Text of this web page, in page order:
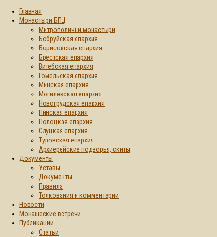
Главная
Монастыри БПЦ
Митрополичьи монастыри
Бобруйская епархия
Борисовская епархия
Брестская епархия
Витебская епархия
Гомельская епархия
Минская епархия
Могилевская епархия
Новогрудская епархия
Пинская епархия
Полоцкая епархия
Слуцкая епархия
Туровская епархия
Архиерейские подворья, скиты
Документы
Уставы
Документы
Правила
Толкования и комментарии
Новости
Монашеские встречи
Публикации
Статьи